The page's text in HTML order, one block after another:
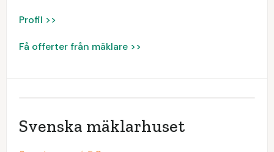
Profil >>
Få offerter från mäklare >>
Svenska mäklarhuset